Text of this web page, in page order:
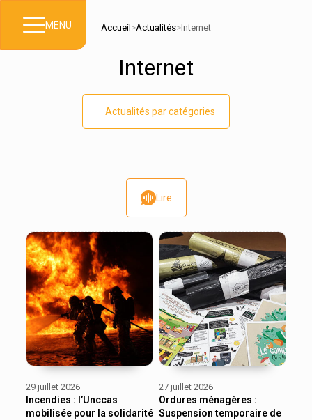
MENU Accueil >Actualités>Internet
Internet
Actualités par catégories
Lire
29 juillet 2026
Incendies : l’Unccas
mobilisée pour la solidarité
27 juillet 2026
Ordures ménagères :
Suspension temporaire de